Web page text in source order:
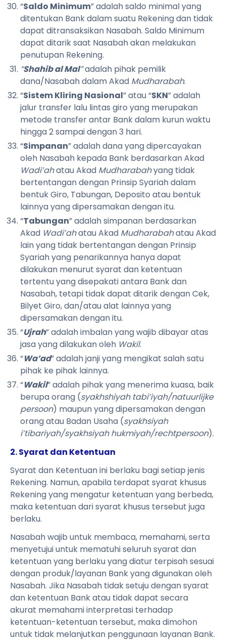
“Saldo Minimum” adalah saldo minimal yang
ditentukan Bank dalam suatu Rekening dan tidak
dapat ditransaksikan Nasabah. Saldo Minimum
dapat ditarik saat Nasabah akan melakukan
penutupan Rekening.
“Shahib al Mal”adalah pihak pemilik
dana/Nasabah dalam Akad Mudharabah.
“Sistem Kliring Nasional” atau “SKN” adalah
jalur transfer lalu lintas giro yang merupakan
metode transfer antar Bank dalam kurun waktu
hingga 2 sampai dengan 3 hari.
“Simpanan” adalah dana yang dipercayakan
oleh Nasabah kepada Bank berdasarkan Akad
Wadi’ahatau Akad Mudharabahyang tidak
bertentangan dengan Prinsip Syariah dalam
bentuk Giro, Tabungan, Deposito atau bentuk
lainnya yang dipersamakan dengan itu.
“Tabungan” adalah simpanan berdasarkan
Akad Wadi’ahatau Akad Mudharabahatau Akad
lain yang tidak bertentangan dengan Prinsip
Syariah yang penarikannya hanya dapat
dilakukan menurut syarat dan ketentuan
tertentu yang disepakati antara Bank dan
Nasabah, tetapi tidak dapat ditarik dengan Cek,
Bilyet Giro, dan/atau alat lainnya yang
dipersamakan dengan itu.
“Ujrah” adalah imbalan yang wajib dibayar atas
jasa yang dilakukan oleh Wakil.
“Wa’ad” adalah janji yang mengikat salah satu
pihak ke pihak lainnya.
“Wakil” adalah pihak yang menerima kuasa, baik
berupa orang (syakhshiyah tabi’iyah/natuurlijke
persoon) maupun yang dipersamakan dengan
orang atau Badan Usaha (syakhsiyah
i’tibariyah/syakhsiyah hukmiyah/rechtpersoon).
2. Syarat dan Ketentuan
Syarat dan Ketentuan ini berlaku bagi setiap jenis
Rekening. Namun, apabila terdapat syarat khusus
Rekening yang mengatur ketentuan yang berbeda,
maka ketentuan dari syarat khusus tersebut juga
berlaku.
Nasabah wajib untuk membaca, memahami, serta
menyetujui untuk mematuhi seluruh syarat dan
ketentuan yang berlaku yang diatur terpisah sesuai
dengan produk/layanan Bank yang digunakan oleh
Nasabah. Jika Nasabah tidak setuju dengan syarat
dan ketentuan Bank atau tidak dapat secara
akurat memahami interpretasi terhadap
ketentuan-ketentuan tersebut, maka dimohon
untuk tidak melanjutkan penggunaan layanan Bank.